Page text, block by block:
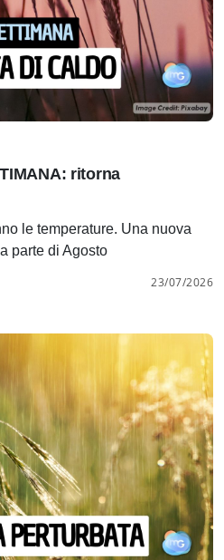
ritorna
le temperature. Una nuova
parte di Agosto
23/07/2026